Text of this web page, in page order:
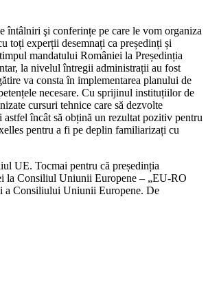
întâlniri şi conferințe pe care le vom organiza
toți experții desemnați ca președinți și
mandatului României la Președinția
la nivelul întregii administrații au fost
va consta în implementarea planului de
necesare. Cu sprijinul instituțiilor de
cursuri tehnice care să dezvolte
încât să obțină un rezultat pozitiv pentru
pentru a fi pe deplin familiarizați cu
UE. Tocmai pentru că președinția
la Consiliul Uniunii Europene – „EU-RO
a Consiliului Uniunii Europene. De